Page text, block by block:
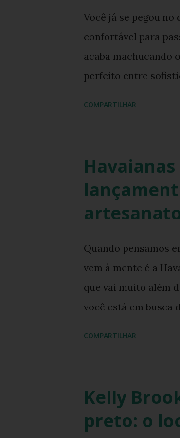
Você já se pegou
confortável para
acaba machucando
perfeito entre
cabelo revestido de
o guarda-roupa das
esse movimento de
Chinelo Havaianas
resposta
Havaianas com
COMPARTILHAR
Quando pensamos
vem à mente é a
que vai muito além
você está em busca
estilo e arte. Você
tradição que é
COMPARTILHAR
Kelly
preto: o